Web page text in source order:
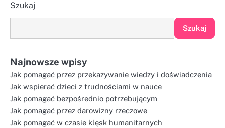
Szukaj
Szukaj
Najnowsze wpisy
Jak pomagać przez przekazywanie wiedzy i doświadczenia
Jak wspierać dzieci z trudnościami w nauce
Jak pomagać bezpośrednio potrzebującym
Jak pomagać przez darowizny rzeczowe
Jak pomagać w czasie klęsk humanitarnych